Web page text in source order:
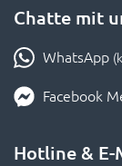
Chatte mit
WhatsApp
Facebook
Hotline & E-